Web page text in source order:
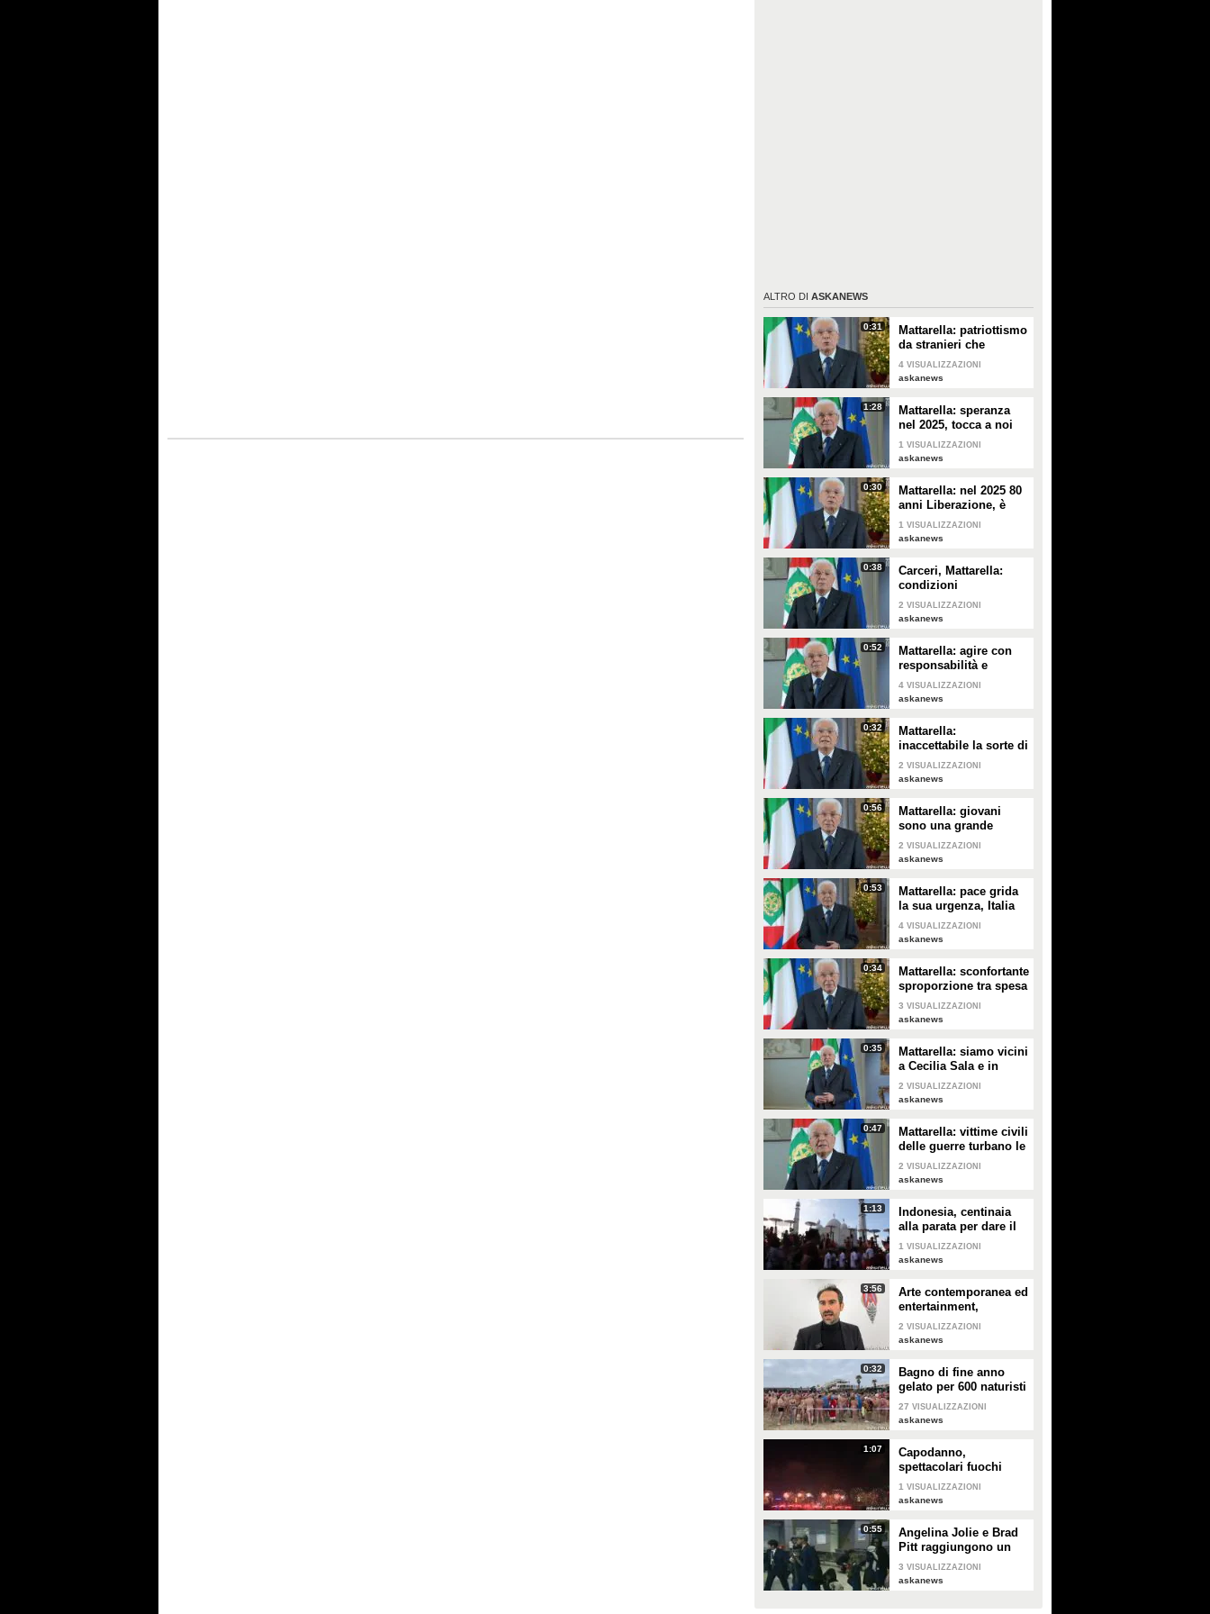
ALTRO DI ASKANEWS
0:31
Mattarella: patriottismo
da stranieri che
rispettano valori
Costituzione
4 VISUALIZZAZIONI
askanews
1:28
Mattarella: speranza
nel 2025, tocca a noi
tradurla in realtà
1 VISUALIZZAZIONI
askanews
0:30
Mattarella: nel 2025 80
anni Liberazione, è
fondamento
Repubblica
1 VISUALIZZAZIONI
askanews
0:38
Carceri, Mattarella:
condizioni
inammissibili,
osservare Costituzione
2 VISUALIZZAZIONI
askanews
0:52
Mattarella: agire con
responsabilità e
severità per sicurezza
lavoro
4 VISUALIZZAZIONI
askanews
0:32
Mattarella:
inaccettabile la sorte di
Cecchettin, basta
donne vittime
2 VISUALIZZAZIONI
askanews
0:56
Mattarella: giovani
sono una grande
risorsa, ascoltare il
loro disagio
2 VISUALIZZAZIONI
askanews
0:53
Mattarella: pace grida
la sua urgenza, Italia
l'ha sempre perseguita
4 VISUALIZZAZIONI
askanews
0:34
Mattarella: sconfortante
sproporzione tra spesa
per armi e per clima
3 VISUALIZZAZIONI
askanews
0:35
Mattarella: siamo vicini
a Cecilia Sala e in
attesa di vederla presto
2 VISUALIZZAZIONI
askanews
0:47
Mattarella: vittime civili
delle guerre turbano le
nostre coscienze
2 VISUALIZZAZIONI
askanews
1:13
Indonesia, centinaia
alla parata per dare il
benvenuto al nuovo
anno
1 VISUALIZZAZIONI
askanews
3:56
Arte contemporanea ed
entertainment,
l'Euphoria del
possibile
2 VISUALIZZAZIONI
askanews
0:32
Bagno di fine anno
gelato per 600 naturisti
a Cap d'Agde
27 VISUALIZZAZIONI
askanews
1:07
Capodanno,
spettacolari fuochi
d'artificio a Hong Kong
1 VISUALIZZAZIONI
askanews
0:55
Angelina Jolie e Brad
Pitt raggiungono un
accordo di divorzio
3 VISUALIZZAZIONI
askanews